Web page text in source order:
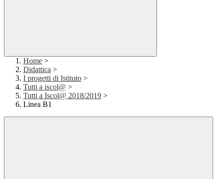
Home >
Didattica >
I progetti di Istituto >
Tutti a iscol@ >
Tutti a Iscol@ 2018/2019 >
Linea B1